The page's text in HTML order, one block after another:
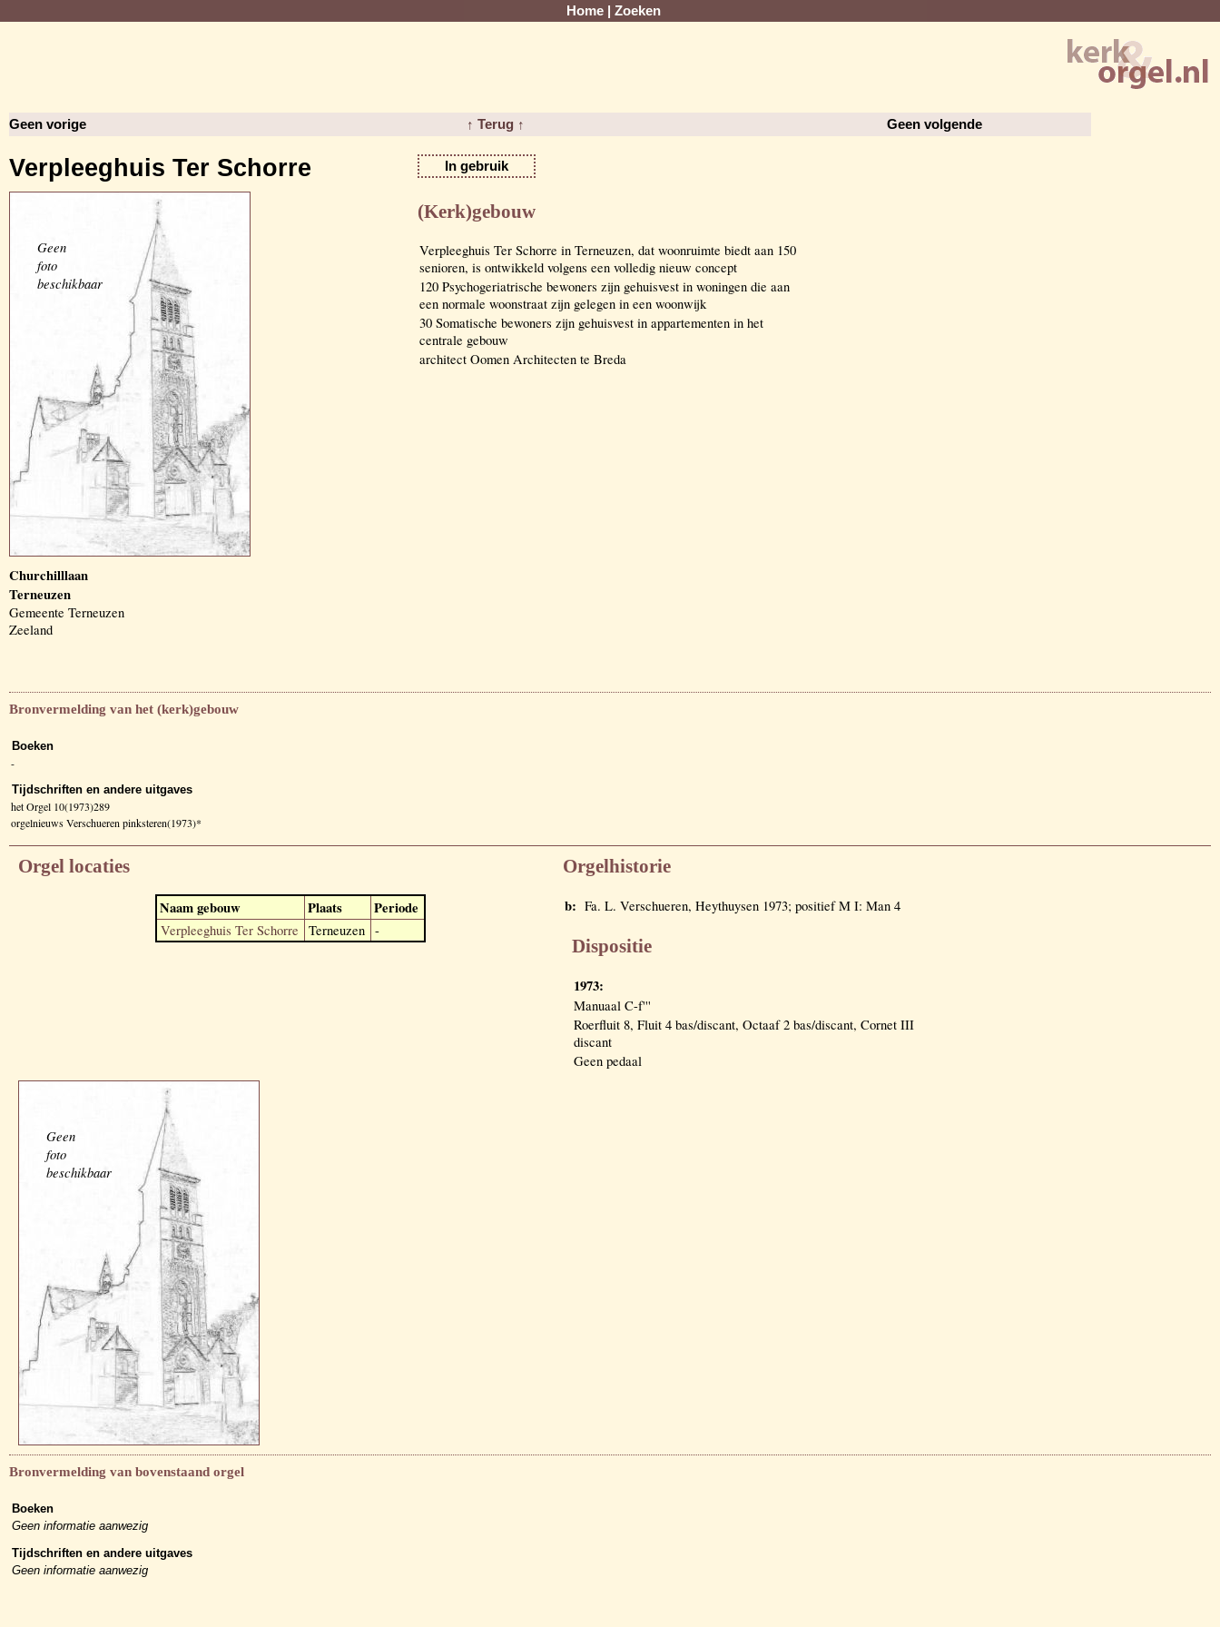
Home Zoeken
Geen vorige ↑ Terug ↑ Geen volgende
Verpleeghuis Ter Schorre In gebruik
Geen
foto
beschikbaar
Churchilllaan
Terneuzen
Gemeente Terneuzen
Zeeland
(Kerk)gebouw
Verpleeghuis Ter Schorre in Terneuzen, dat woonruimte biedt aan 150
senioren, is ontwikkeld volgens een volledig nieuw concept
120 Psychogeriatrische bewoners zijn gehuisvest in woningen die aan
een normale woonstraat zijn gelegen in een woonwijk
30 Somatische bewoners zijn gehuisvest in appartementen in het
centrale gebouw
architect Oomen Architecten te Breda
Bronvermelding van het (kerk)gebouw
Boeken
-
Tijdschriften en andere uitgaves
het Orgel 10(1973)289
orgelnieuws Verschueren pinksteren(1973)*
Orgel locaties
Naam gebouw Plaats Periode
Verpleeghuis Ter Schorre Terneuzen -
Orgelhistorie
b: Fa. L. Verschueren, Heythuysen 1973; positief M I: Man 4
Dispositie
1973:
Manuaal C-f'''
Roerfluit 8, Fluit 4 bas/discant, Octaaf 2 bas/discant, Cornet III
discant
Geen pedaal
Geen
foto
beschikbaar
Bronvermelding van bovenstaand orgel
Boeken
Geen informatie aanwezig
Tijdschriften en andere uitgaves
Geen informatie aanwezig